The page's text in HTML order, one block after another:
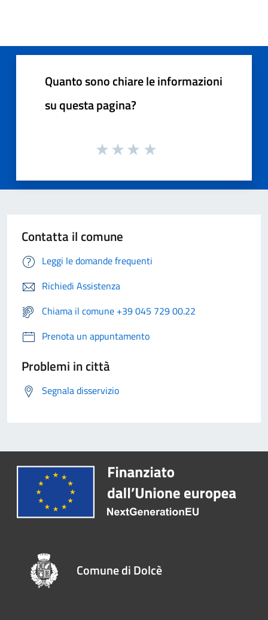
Quanto sono chiare le informazioni
su questa pagina?
Contatta il comune
Leggi le domande frequenti
Richiedi Assistenza
Chiama il comune +39 045 729 00.22
Prenota un appuntamento
Problemi in città
Segnala disservizio
Comune di Dolcè